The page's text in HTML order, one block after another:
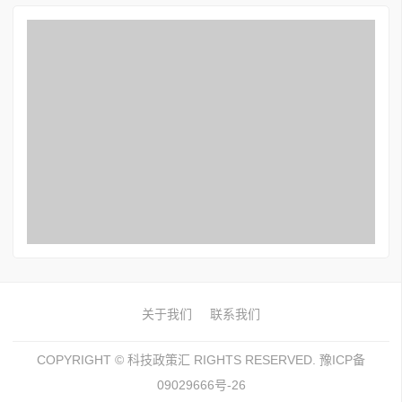
关于我们 联系我们
COPYRIGHT © 科技政策汇 RIGHTS RESERVED. 豫ICP备
09029666号-26